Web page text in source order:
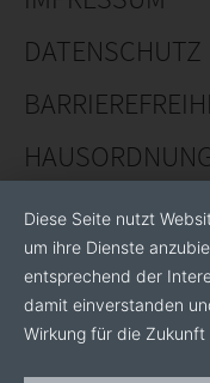
DATENSCHUTZ
Diese Seite nutzt
um ihre Dienste
entsprechend der
damit einverstanden
Wirkung für die